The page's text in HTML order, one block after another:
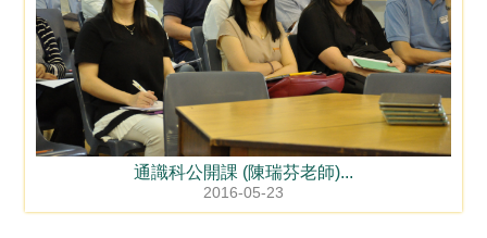
通識科公開課 (陳瑞芬老師)...
2016-05-23